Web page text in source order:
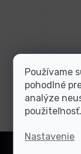
Používame
pohodlné
analýze
Nastavenie